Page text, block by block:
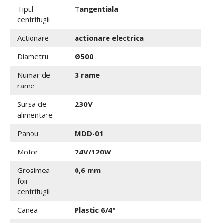
Tipul
centrifugii
Tangentiala
Actionare
actionare electrica
Diametru
Ø500
Numar de
rame
3 rame
Sursa de
alimentare
230V
Panou
MDD-01
Motor
24V/120W
Grosimea
foii
centrifugii
0,6 mm
Canea
Plastic 6/4"